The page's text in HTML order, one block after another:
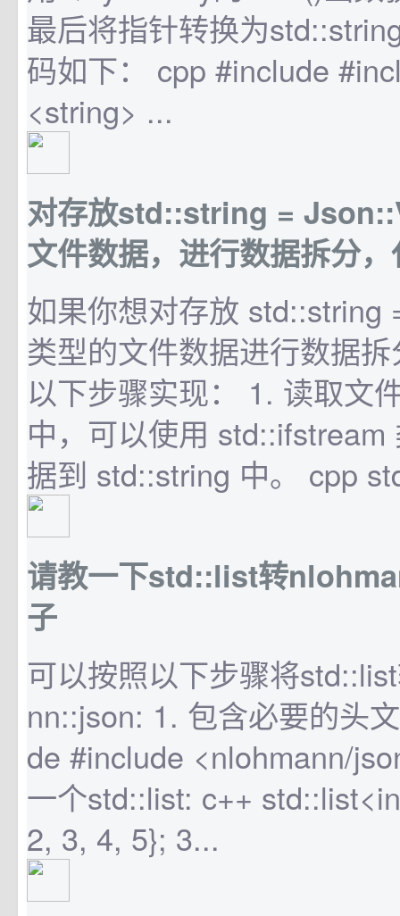
最后将指针转换为
码如下： cpp #include
<string> ...
对存放std::string =
文件数据，进行数据拆分
如果你想对存放 std::string
类型的文件数据进行数据
以下步骤实现： 1. 读取文
中，可以使用 std::ifstream
据到 std::string 中。 cpp
请教一下std::list转
子
可以按照以下步骤将
nn::json: 1. 包含必要的头
de #include <nlohmann/
一个std::list: c++
2, 3, 4, 5}; 3...